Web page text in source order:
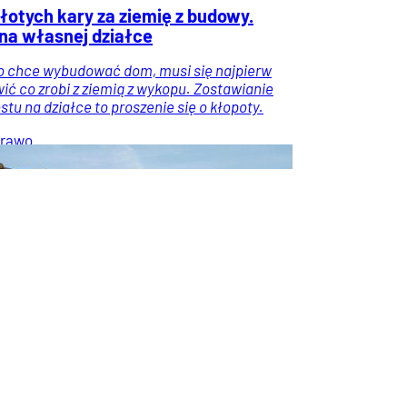
kary za ziemię z budowy.
własnej działce
chce wybudować dom, musi się najpierw
co zrobi z ziemią z wykopu. Zostawianie
na działce to proszenie się o kłopoty.